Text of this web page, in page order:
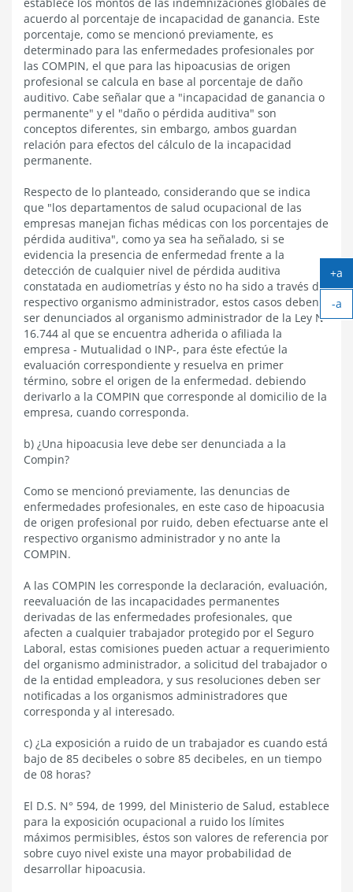
acuerdo al porcentaje de incapacidad de ganancia. Este
porcentaje, como se mencionó previamente, es
determinado para las enfermedades profesionales por
las COMPIN, el que para las hipoacusias de origen
profesional se calcula en base al porcentaje de daño
auditivo. Cabe señalar que a "incapacidad de ganancia o
permanente" y el "daño o pérdida auditiva" son
conceptos diferentes, sin embargo, ambos guardan
relación para efectos del cálculo de la incapacidad
permanente.
Respecto de lo planteado, considerando que se indica
que "los departamentos de salud ocupacional de las
empresas manejan fichas médicas con los porcentajes de
pérdida auditiva", como ya sea ha señalado, si se
evidencia la presencia de enfermedad frente a la
detección de cualquier nivel de pérdida auditiva
constatada en audiometrías y ésto no ha sido a través del
respectivo organismo administrador, estos casos deben
ser denunciados al organismo administrador de la Ley N°
16.744 al que se encuentra adherida o afiliada la
empresa - Mutualidad o INP-, para éste efectúe la
evaluación correspondiente y resuelva en primer
término, sobre el origen de la enfermedad. debiendo
derivarlo a la COMPIN que corresponde al domicilio de la
empresa, cuando corresponda.
b) ¿Una hipoacusia leve debe ser denunciada a la
Compin?
Como se mencionó previamente, las denuncias de
enfermedades profesionales, en este caso de hipoacusia
de origen profesional por ruido, deben efectuarse ante el
respectivo organismo administrador y no ante la
COMPIN.
A las COMPIN les corresponde la declaración, evaluación,
reevaluación de las incapacidades permanentes
derivadas de las enfermedades profesionales, que
afecten a cualquier trabajador protegido por el Seguro
Laboral, estas comisiones pueden actuar a requerimiento
del organismo administrador, a solicitud del trabajador o
de la entidad empleadora, y sus resoluciones deben ser
notificadas a los organismos administradores que
corresponda y al interesado.
c) ¿La exposición a ruido de un trabajador es cuando está
bajo de 85 decibeles o sobre 85 decibeles, en un tiempo
de 08 horas?
El D.S. N° 594, de 1999, del Ministerio de Salud, establece
para la exposición ocupacional a ruido los límites
máximos permisibles, éstos son valores de referencia por
sobre cuyo nivel existe una mayor probabilidad de
desarrollar hipoacusia.
+a
-a